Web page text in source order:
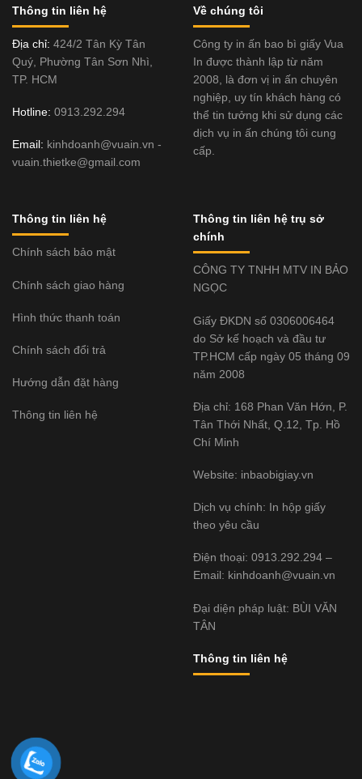
Thông tin liên hệ
Địa chỉ: 424/2 Tân Kỳ Tân
Quý, Phường Tân Sơn Nhì,
TP. HCM
Hotline: 0913.292.294
Email: kinhdoanh@vuain.vn -
vuain.thietke@gmail.com
Về chúng tôi
Công ty in ấn bao bì giấy Vua
In được thành lập từ năm
2008, là đơn vị in ấn chuyên
nghiệp, uy tín khách hàng có
thể tin tưởng khi sử dụng các
dịch vụ in ấn chúng tôi cung
cấp.
Thông tin liên hệ
Chính sách bảo mật
Chính sách giao hàng
Hình thức thanh toán
Chính sách đổi trả
Hướng dẫn đặt hàng
Thông tin liên hệ
Thông tin liên hệ trụ sở
chính
CÔNG TY TNHH MTV IN BẢO
NGỌC
Giấy ĐKDN số 0306006464
do Sở kế hoạch và đầu tư
TP.HCM cấp ngày 05 tháng 09
năm 2008
Địa chỉ: 168 Phan Văn Hớn, P.
Tân Thới Nhất, Q.12, Tp. Hồ
Chí Minh
Website: inbaobigiay.vn
Dịch vụ chính: In hộp giấy
theo yêu cầu
Điện thoại: 0913.292.294 –
Email: kinhdoanh@vuain.vn
Đại diện pháp luật: BÙI VĂN
TÂN
Thông tin liên hệ